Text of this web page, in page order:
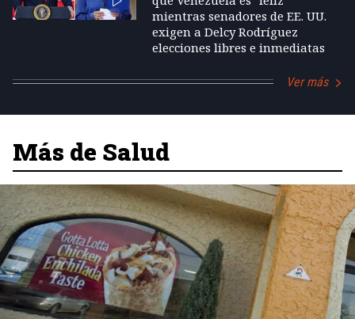
mientras senadores de EE. UU.
exigen a Delcy Rodríguez
elecciones libres e inmediatas
Ver más
Más de Salud